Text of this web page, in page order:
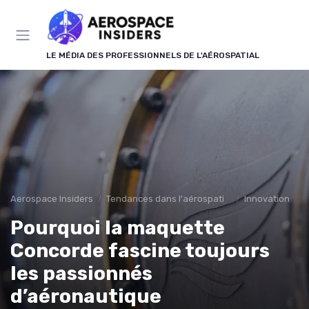
LE MÉDIA DES PROFESSIONNELS DE L'AÉROSPATIAL
Aerospace Insiders Tendances dans l'aérospatial Innovation
Pourquoi la maquette
Concorde fascine toujours
les passionnés
d’aéronautique
Panneau de gestion des cookies